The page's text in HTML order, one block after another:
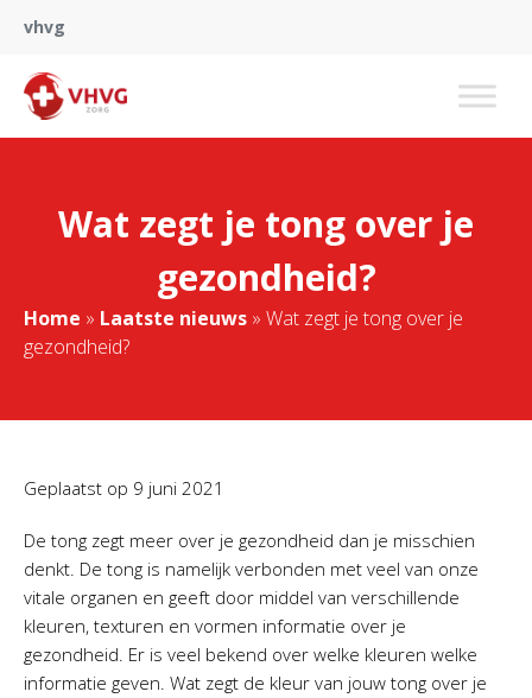
vhvg
Wat zegt je tong over je
gezondheid?
Home » Laatste nieuws » Wat zegt je tong over je
gezondheid?
Geplaatst op 9 juni 2021
De tong zegt meer over je gezondheid dan je misschien
denkt. De tong is namelijk verbonden met veel van onze
vitale organen en geeft door middel van verschillende
kleuren, texturen en vormen informatie over je
gezondheid. Er is veel bekend over welke kleuren welke
informatie geven. Wat zegt de kleur van jouw tong over je